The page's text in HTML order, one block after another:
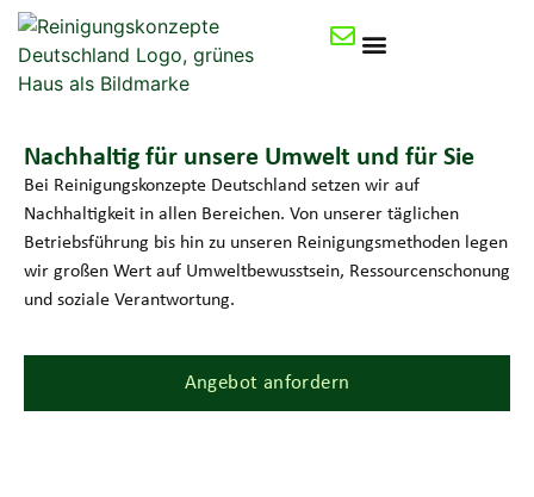
Nachhaltig für unsere Umwelt und für Sie
Bei Reinigungskonzepte Deutschland setzen wir auf
Nachhaltigkeit in allen Bereichen. Von unserer täglichen
Betriebsführung bis hin zu unseren Reinigungsmethoden legen
wir großen Wert auf Umweltbewusstsein, Ressourcenschonung
und soziale Verantwortung.
Angebot anfordern